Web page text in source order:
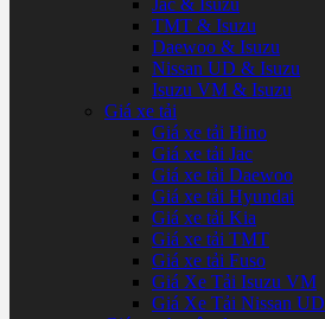
Jac & Isuzu
TMT & Isuzu
Daewoo & Isuzu
Nissan UD & Isuzu
Isuzu VM & Isuzu
Giá xe tải
Giá xe tải Hino
Giá xe tải Jac
Giá xe tải Daewoo
Giá xe tải Hyundai
Giá xe tải Kia
Giá xe tải TMT
Giá xe tải Fuso
Giá Xe Tải Isuzu VM
Giá Xe Tải Nissan UD